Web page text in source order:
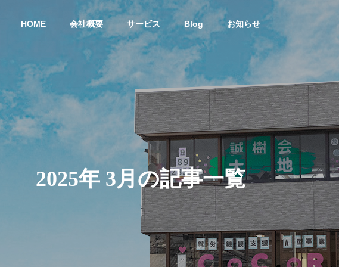
HOME 会社概要 サービス Blog お知らせ
株式会社CoCoRoファーム
農業生産法人
就労継続支援A型 CoCoRo
事業所
一般社団法人STEP UP
共同生活による住
環境を提供
共同生活援助グループ
ホーム CoCoRoホーム
農作物の生産およ
び販売
農業生産法人 株式会社
CoCoRoファーム
2025年 3月の記事一覧